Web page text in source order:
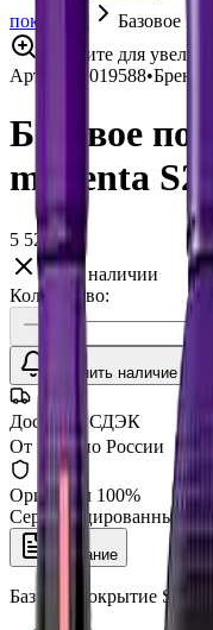
покрытия
Базовое
Нажмите для
Артикул: 019588•Бренд:
Базовое
magenta
5 525 ₽
Нет в наличии
Количество:
Уточнить наличие
Доставка СДЭК
От 350₽ по России
Оригинал 100%
Сертифицированный
Описание
Базовое покрытие Syrox